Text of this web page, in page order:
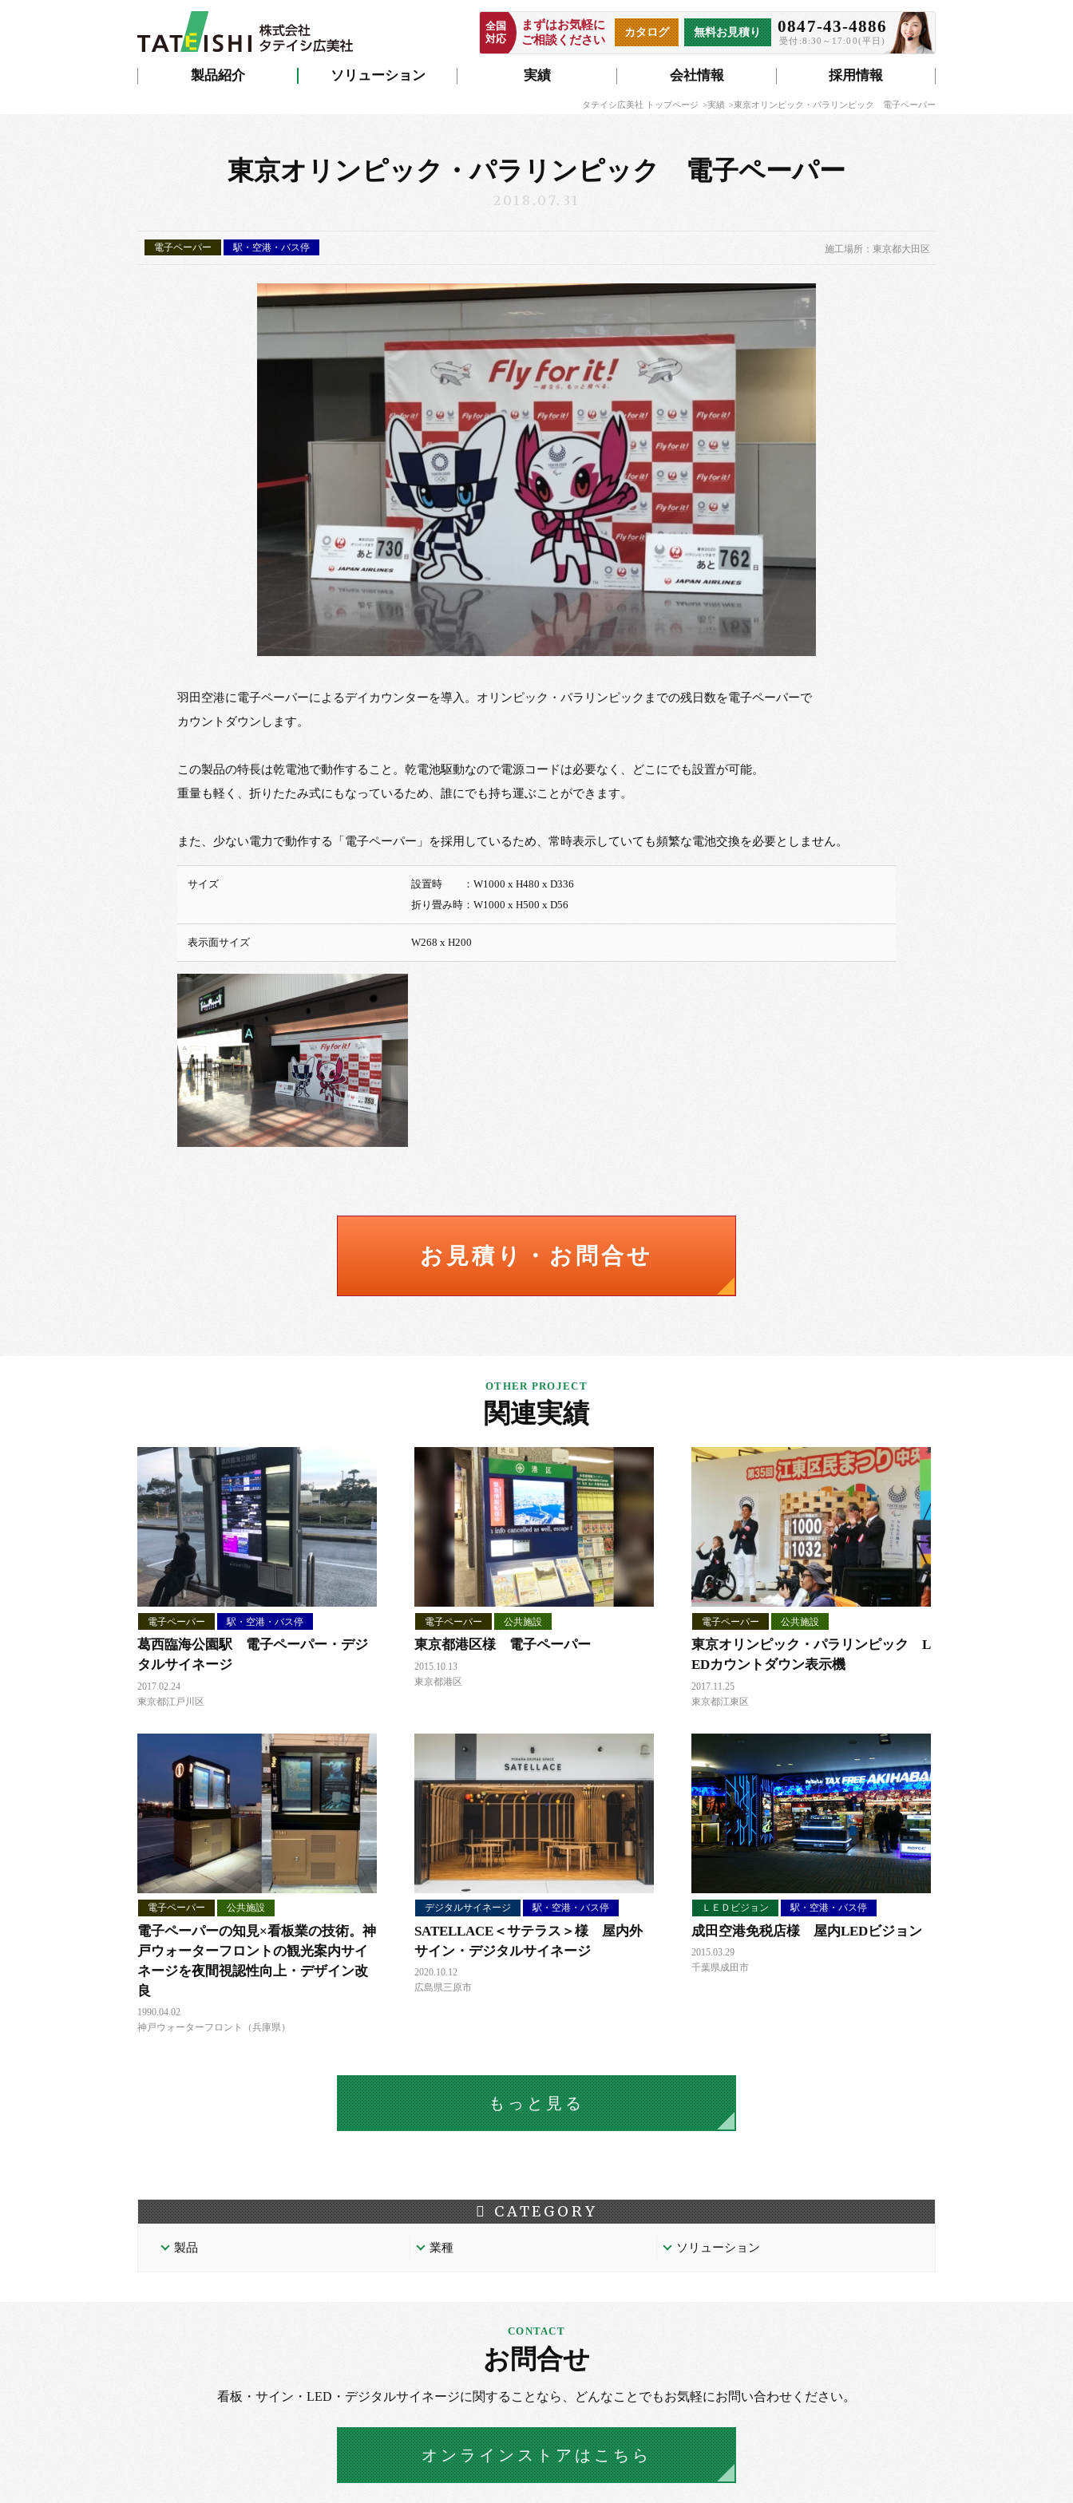
製品紹介 ソリューション 実績 会社情報 採用情報
0847-43-4886
受付:8:30～17:00(平日)
無料お見積り
カタログ
まずはお気軽に
ご相談ください
全国
対応
タテイシ広美社 トップページ 実績 東京オリンピック・パラリンピック 電子ペーパー
東京オリンピック・パラリンピック 電子ペーパー
2018.07.31
電子ペーパー 駅・空港・バス停 施工場所：東京都大田区
羽田空港に電子ペーパーによるデイカウンターを導入。オリンピック・パラリンピックまでの残日数を電子ペーパーで
カウントダウンします。
この製品の特長は乾電池で動作すること。乾電池駆動なので電源コードは必要なく、どこにでも設置が可能。
重量も軽く、折りたたみ式にもなっているため、誰にでも持ち運ぶことができます。
また、少ない電力で動作する「電子ペーパー」を採用しているため、常時表示していても頻繁な電池交換を必要としません。
サイズ
設置時 ：W1000 x H480 x D336
折り畳み時：W1000 x H500 x D56
表示面サイズ W268 x H200
お見積り・お問合せ
関連実績
電子ペーパー 駅・空港・バス停
葛西臨海公園駅 電子ペーパー・デジ
タルサイネージ
2017.02.24
東京都江戸川区
電子ペーパー 公共施設
東京都港区様 電子ペーパー
2015.10.13
東京都港区
電子ペーパー 公共施設
東京オリンピック・パラリンピック L
EDカウントダウン表示機
2017.11.25
東京都江東区
電子ペーパー 公共施設
電子ペーパーの知見×看板業の技術。神
戸ウォーターフロントの観光案内サイ
ネージを夜間視認性向上・デザイン改
良
1990.04.02
神戸ウォーターフロント（兵庫県）
デジタルサイネージ 駅・空港・バス停
SATELLACE＜サテラス＞様 屋内外
サイン・デジタルサイネージ
2020.10.12
広島県三原市
ＬＥＤビジョン 駅・空港・バス停
成田空港免税店様 屋内LEDビジョン
2015.03.29
千葉県成田市
もっと見る
CATEGORY
製品 業種 ソリューション
お問合せ
看板・サイン・LED・デジタルサイネージに関することなら、 どんなことでもお気軽にお問い合わせください。
オンラインストアはこちら